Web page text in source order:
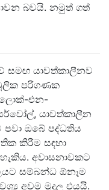
බවයි. නමුත් ගත්
සමඟ යාවත්කාලීනව
පරිගණක
එන-
යාවත්කාලීන
පවා ඔබේ පද්ධතිය
කිරීම සඳහා
අවාසනාවකට
සම්බන්ධ ඕනෑම
අවම මුදල එයයි.